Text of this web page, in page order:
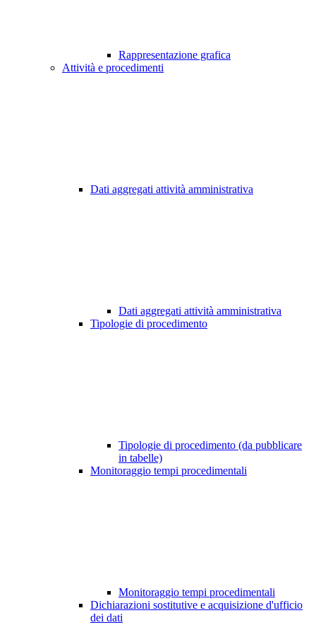
Rappresentazione grafica
Attività e procedimenti
Dati aggregati attività amministrativa
Dati aggregati attività amministrativa
Tipologie di procedimento
Tipologie di procedimento (da pubblicare
in tabelle)
Monitoraggio tempi procedimentali
Monitoraggio tempi procedimentali
Dichiarazioni sostitutive e acquisizione d'ufficio
dei dati